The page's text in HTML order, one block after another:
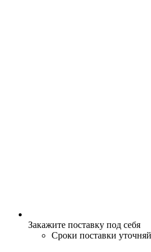
Закажите поставку под себя
Сроки поставки